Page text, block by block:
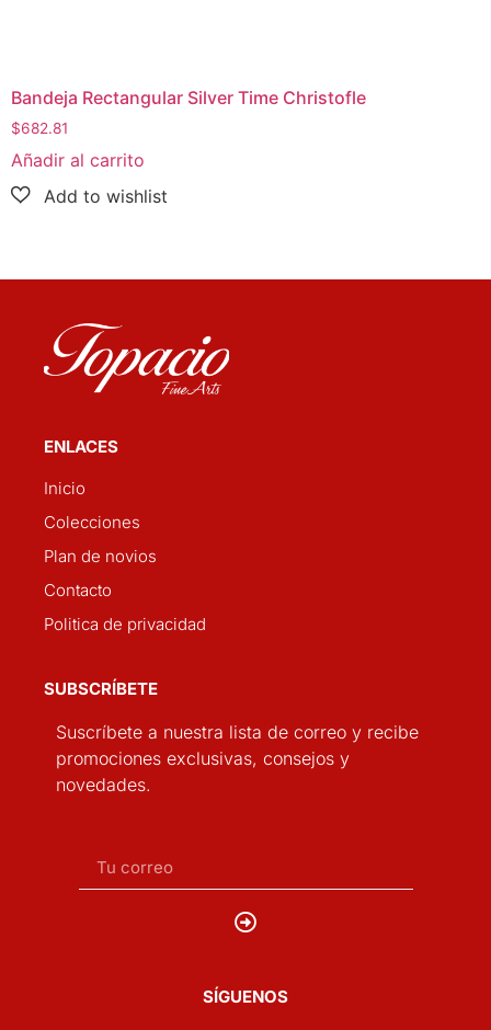
Bandeja Rectangular Silver Time Christofle
$682.81
Añadir al carrito
ENLACES
Inicio
Colecciones
Plan de novios
Contacto
Politica de privacidad
SUBSCRÍBETE
Suscríbete a nuestra lista de correo y recibe
promociones exclusivas, consejos y
novedades.
SÍGUENOS